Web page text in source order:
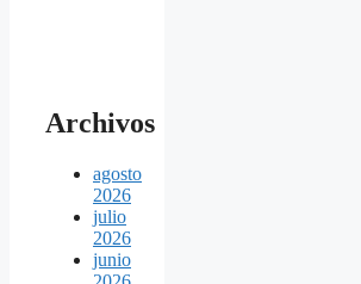
Archivos
agosto
2026
julio
2026
junio